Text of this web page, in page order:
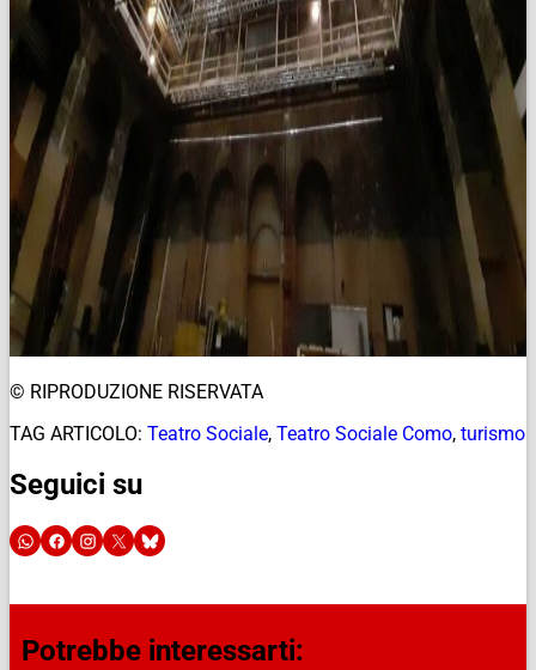
© RIPRODUZIONE RISERVATA
TAG ARTICOLO: Teatro Sociale, Teatro Sociale Como, turismo
Seguici su
Potrebbe interessarti: